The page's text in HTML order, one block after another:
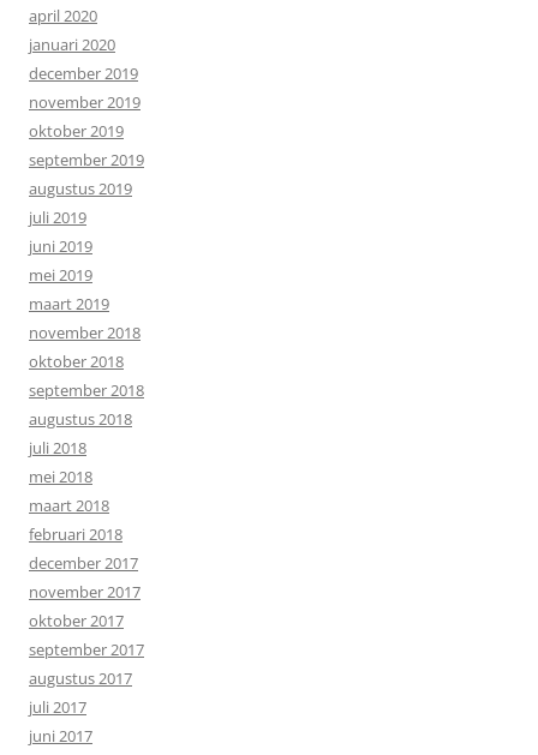
april 2020
januari 2020
december 2019
november 2019
oktober 2019
september 2019
augustus 2019
juli 2019
juni 2019
mei 2019
maart 2019
november 2018
oktober 2018
september 2018
augustus 2018
juli 2018
mei 2018
maart 2018
februari 2018
december 2017
november 2017
oktober 2017
september 2017
augustus 2017
juli 2017
juni 2017